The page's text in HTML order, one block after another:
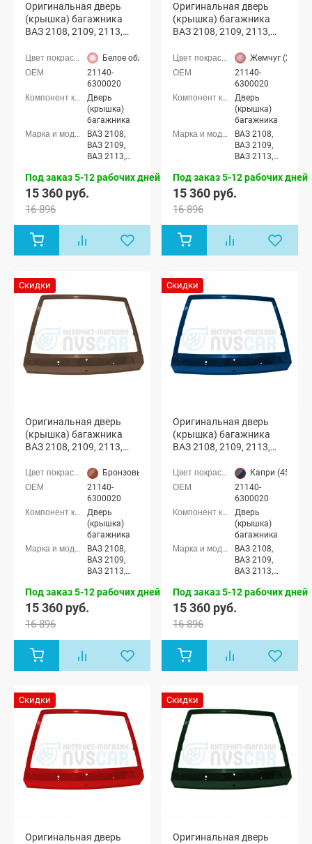
Оригинальная дверь
(крышка) багажника
ВАЗ 2108, 2109, 2113,
(Белое облако 240)
Белое облако (240 белый)
21140-
6300020
Дверь
(крышка)
багажника
ВАЗ 2108,
ВАЗ 2109,
ВАЗ 2113,
Под заказ 5-12 рабочих дней
15 360 руб.
16 896
Оригинальная дверь
(крышка) багажника
ВАЗ 2108, 2109, 2113,
(Жемчуг 230)
Жемчуг (230
21140-
6300020
Дверь
(крышка)
багажника
ВАЗ 2108,
ВАЗ 2109,
ВАЗ 2113,
Под заказ 5-12 рабочих дней
15 360 руб.
16 896
Скидки
Оригинальная дверь
(крышка) багажника
ВАЗ 2108, 2109, 2113,
(Бронзовый век 262)Бронзовый век (262 бежево-коричневый)
21140-
6300020
Дверь
(крышка)
багажника
ВАЗ 2108,
ВАЗ 2109,
ВАЗ 2113,
Под заказ 5-12 рабочих дней
15 360 руб.
16 896
Скидки
Оригинальная дверь
(крышка) багажника
ВАЗ 2108, 2109, 2113,
(Капри 453)
Капри (453
21140-
6300020
Дверь
(крышка)
багажника
ВАЗ 2108,
ВАЗ 2109,
ВАЗ 2113,
Под заказ 5-12 рабочих дней
15 360 руб.
16 896
Скидки
Оригинальная дверь
Скидки
Оригинальная дверь